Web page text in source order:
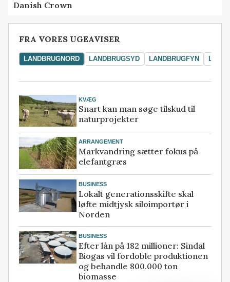
Danish Crown
FRA VORES UGEAVISER
LANDBRUGNORD LANDBRUGSYD LANDBRUGFYN
KVÆG
Snart kan man søge tilskud til
naturprojekter
ARRANGEMENT
Markvandring sætter fokus på
elefantgræs
BUSINESS
Lokalt generationsskifte skal
løfte midtjysk siloimportør i
Norden
BUSINESS
Efter lån på 182 millioner: Sindal
Biogas vil fordoble produktionen
og behandle 800.000 ton
biomasse